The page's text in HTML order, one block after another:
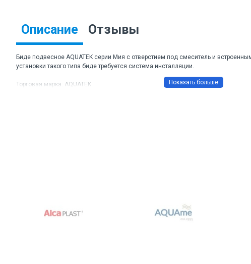
Описание Отзывы
Биде подвесное AQUATEK серии Мия с отверстием под смеситель и
установки такого типа биде требуется система инсталляции.
Торговая марка: AQUATEK